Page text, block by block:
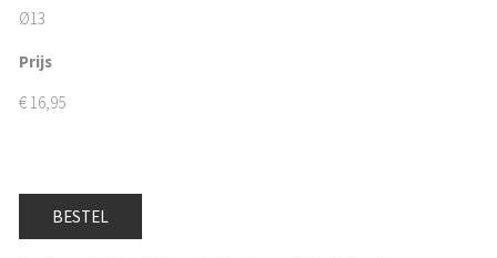
Ø13
Prijs
€ 16,95
BESTEL